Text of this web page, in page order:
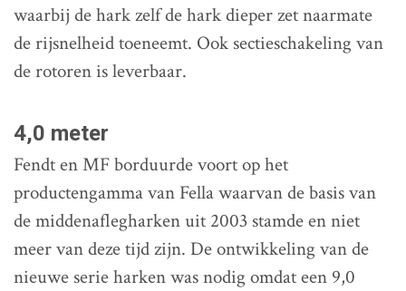
waarbij de hark zelf de hark dieper zet naarmate
de rijsnelheid toeneemt. Ook sectieschakeling van
de rotoren is leverbaar.
4,0 meter
Fendt en MF borduurde voort op het
productengamma van Fella waarvan de basis van
de middenaflegharken uit 2003 stamde en niet
meer van deze tijd zijn. De ontwikkeling van de
nieuwe serie harken was nodig omdat een 9,0